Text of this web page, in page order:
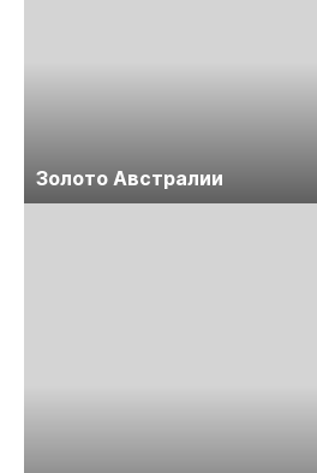
Золото Австралии